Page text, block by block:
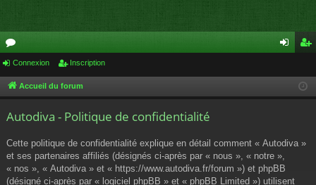
or
u cri
Connexion Inscription
Accueil du forum
Autodiva - Politique de confidentialité
Cette politique de confidentialité explique en détail comment « Autodiva »
et ses partenaires affiliés (désignés ci-après par « nous », « notre »,
« nos », « Autodiva » et « https://www.autodiva.fr/forum ») et phpBB
(désigné ci-après par « logiciel phpBB » et « phpBB Limited ») utilisent